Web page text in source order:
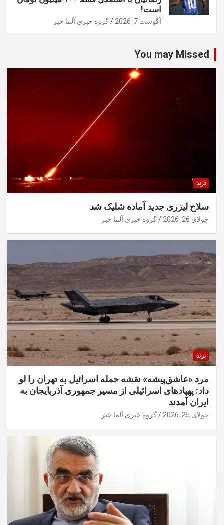
است!
آگوست 7, 2026 گروه خبری آلما خبر
You may Missed
ترند
سلاح لیزری جدید آماده شلیک شد
جولای 26, 2026 گروه خبری آلما خبر
ترند
مرد «عاشق‌پیشه» نقشه حمله اسرائیل به تهران را لو
داد: پهپادهای اسرائیلی از مسیر جمهوری آذربایجان به
ایران آمدند
جولای 25, 2026 گروه خبری آلما خبر